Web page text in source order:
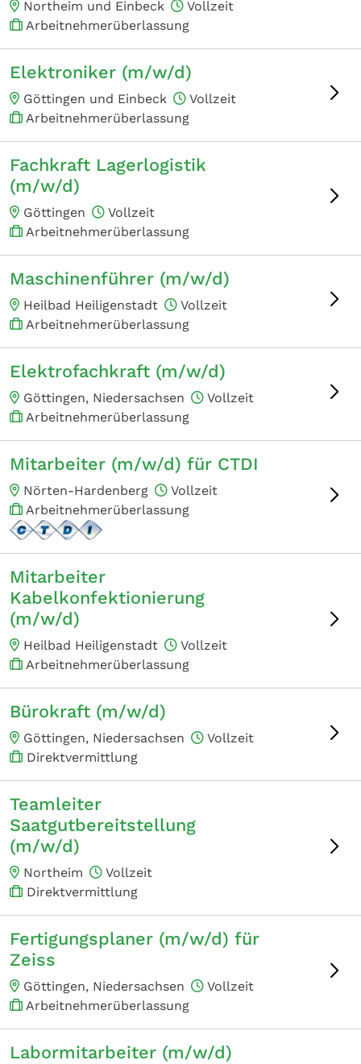
Northeim und Einbeck
Vollzeit
Arbeitnehmerüberlassung
Elektroniker (m/w/d)
Göttingen und Einbeck
Vollzeit
Arbeitnehmerüberlassung
Fachkraft Lagerlogistik
(m/w/d)
Göttingen
Vollzeit
Arbeitnehmerüberlassung
Maschinenführer (m/w/d)
Heilbad Heiligenstadt
Vollzeit
Arbeitnehmerüberlassung
Elektrofachkraft (m/w/d)
Göttingen, Niedersachsen
Vollzeit
Arbeitnehmerüberlassung
Mitarbeiter (m/w/d) für CTDI
Nörten-Hardenberg
Vollzeit
Arbeitnehmerüberlassung
Mitarbeiter
Kabelkonfektionierung
(m/w/d)
Heilbad Heiligenstadt
Vollzeit
Arbeitnehmerüberlassung
Bürokraft (m/w/d)
Göttingen, Niedersachsen
Vollzeit
Direktvermittlung
Teamleiter
Saatgutbereitstellung
(m/w/d)
Northeim
Vollzeit
Direktvermittlung
Fertigungsplaner (m/w/d) für
Zeiss
Göttingen, Niedersachsen
Vollzeit
Arbeitnehmerüberlassung
Labormitarbeiter (m/w/d)